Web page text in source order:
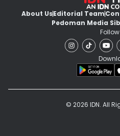
About UsEditorial Team
Pedoman Media
© 2026 IDN. All